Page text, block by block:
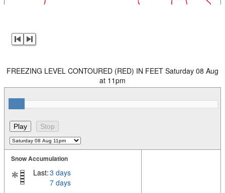
FREEZING LEVEL CONTOURED (RED) IN FEET Saturday 08 Aug
at 11pm
Snow Accumulation
Last:3 days
7 days